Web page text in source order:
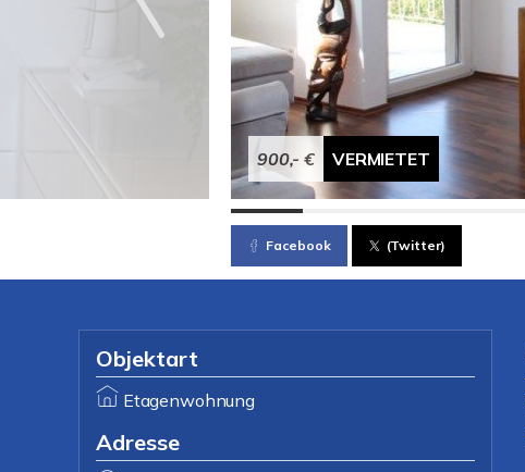
900,- € VERMIETET
Facebook (Twitter)
Objektart
Etagenwohnung
Adresse